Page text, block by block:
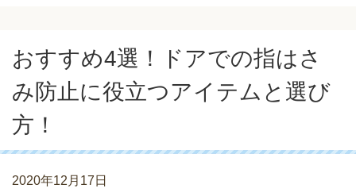
おすすめ4選！ドアでの指はさ
み防止に役立つアイテムと選び
方！
2020年12月17日